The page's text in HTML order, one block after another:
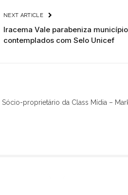
NEXT ARTICLE
Iracema Vale parabeniza
contemplados com Selo Unicef
proprietário da Class Mídia –